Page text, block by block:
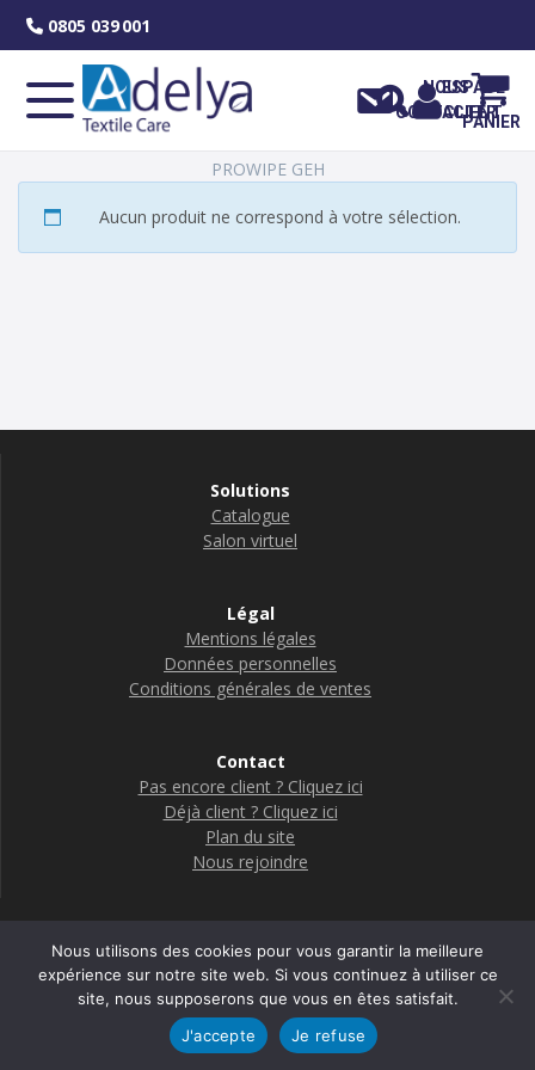
0805 039 001
NOUS
CONTACTER
ESPACE
CLIENT
PANIER
PROWIPE GEH
Aucun produit ne correspond à votre sélection.
Solutions
Catalogue
Salon virtuel
Légal
Mentions légales
Données personnelles
Conditions générales de ventes
Contact
Pas encore client ? Cliquez ici
Déjà client ? Cliquez ici
Plan du site
Nous rejoindre
Boutique Adelya Textile Care
© 2026 Adelya
Nous utilisons des cookies pour vous garantir la meilleure
expérience sur notre site web. Si vous continuez à utiliser ce
site, nous supposerons que vous en êtes satisfait.
J'accepte
Je refuse